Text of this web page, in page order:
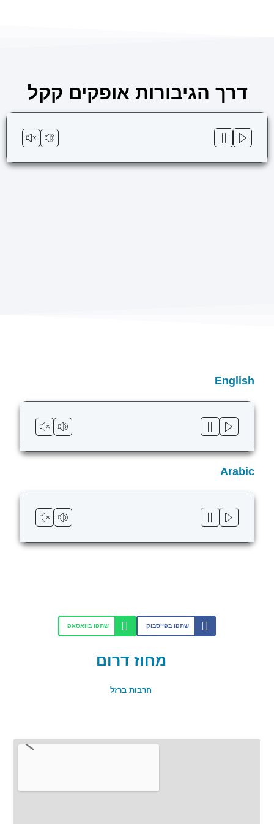
דרך הגיבורות אופקים קקל
English
Arabic
שתפו בפייסבוק שתפו בוואסאפ
מחוז דרום
חרבות ברזל